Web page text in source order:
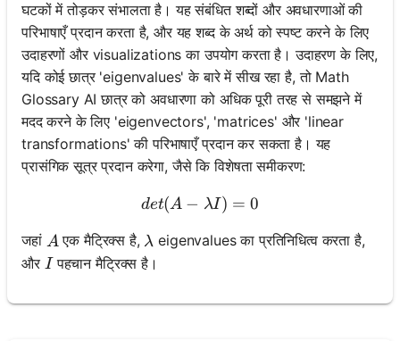
घटकों में तोड़कर संभालता है। यह संबंधित शब्दों और अवधारणाओं की
परिभाषाएँ प्रदान करता है, और यह शब्द के अर्थ को स्पष्ट करने के लिए
उदाहरणों और visualizations का उपयोग करता है। उदाहरण के लिए,
यदि कोई छात्र 'eigenvalues' के बारे में सीख रहा है, तो Math
Glossary AI छात्र को अवधारणा को अधिक पूरी तरह से समझने में
मदद करने के लिए 'eigenvectors', 'matrices' और 'linear
transformations' की परिभाषाएँ प्रदान कर सकता है। यह
प्रासंगिक सूत्र प्रदान करेगा, जैसे कि विशेषता समीकरण:
det(A - λI) = 0
det(A − λI) = 0
जहां A
A एक मैट्रिक्स है, \lambda
λ eigenvalues का प्रतिनिधित्व करता है,
और I
Iपहचान मैट्रिक्स है।